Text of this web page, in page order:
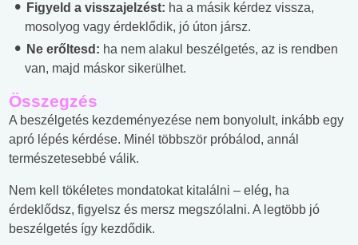
Figyeld a visszajelzést: ha a másik kérdez vissza,
mosolyog vagy érdeklődik, jó úton jársz.
Ne erőltesd: ha nem alakul beszélgetés, az is rendben
van, majd máskor sikerülhet.
Összegzés
A beszélgetés kezdeményezése nem bonyolult, inkább egy
apró lépés kérdése. Minél többször próbálod, annál
természetesebbé válik.
Nem kell tökéletes mondatokat kitalálni – elég, ha
érdeklődsz, figyelsz és mersz megszólalni. A legtöbb jó
beszélgetés így kezdődik.